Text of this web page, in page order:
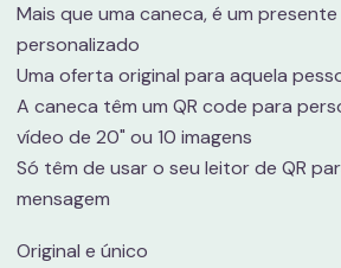
Mais que uma caneca, é um
personalizado
Uma oferta original para aquela
A caneca têm um QR code para
vídeo de 20" ou 10 imagens
Só têm de usar o seu leitor de QR
mensagem
Original e único